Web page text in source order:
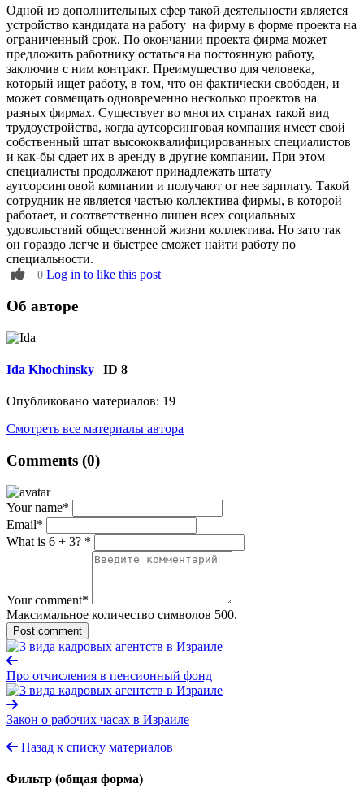
Одной из дополнительных сфер такой деятельности является
устройство кандидата на работу на фирму в форме проекта на
ограниченный срок. По окончании проекта фирма может
предложить работнику остаться на постоянную работу,
заключив с ним контракт. Преимущество для человека,
который ищет работу, в том, что он фактически свободен, и
может совмещать одновременно несколько проектов на
разных фирмах. Существует во многих странах такой вид
трудоустройства, когда аутсорсинговая компания имеет свой
собственный штат высококвалифицированных специалистов
и как-бы сдает их в аренду в другие компании. При этом
специалисты продолжают принадлежать штату
аутсорсинговой компании и получают от нее зарплату. Такой
сотрудник не является частью коллектива фирмы, в которой
работает, и соответственно лишен всех социальных
удовольствий общественной жизни коллектива. Но зато так
он гораздо легче и быстрее сможет найти работу по
специальности.
0 Log in to like this post
Об авторе
Ida Khochinsky ID 8
Опубликовано материалов: 19
Смотреть все материалы автора
Comments (0)
Your name*
Email*
What is 6 + 3? *
Your comment*
Максимальное количество символов 500.
Post comment
Про отчисления в пенсионный фонд
Закон о рабочих часах в Израиле
Назад к списку материалов
Фильтр (общая форма)